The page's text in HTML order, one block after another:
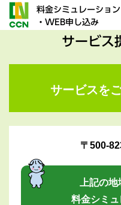
料金シミュレーション
・WEB申し込み
サービス
サービスを
〒500-
上記の
料金シミ